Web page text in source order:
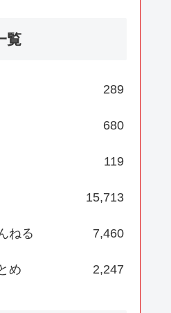
覧
289
680
119
15,713
ねる 7,460
め 2,247